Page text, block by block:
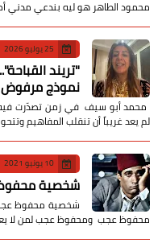
محمود الطاهر هو ليه بندعي مدني
25 يوليو 2026
​"تريند
نموذج مرفوض
محمد أبو سيف ​في زمن تصدّرت فيه
لم يعد غريباً أن تنقلب المفاهيم
10 يونيو 2021
شخصية
شخصية محفوظ
محفوظ عجب ومحفوظ عجب لمن لا